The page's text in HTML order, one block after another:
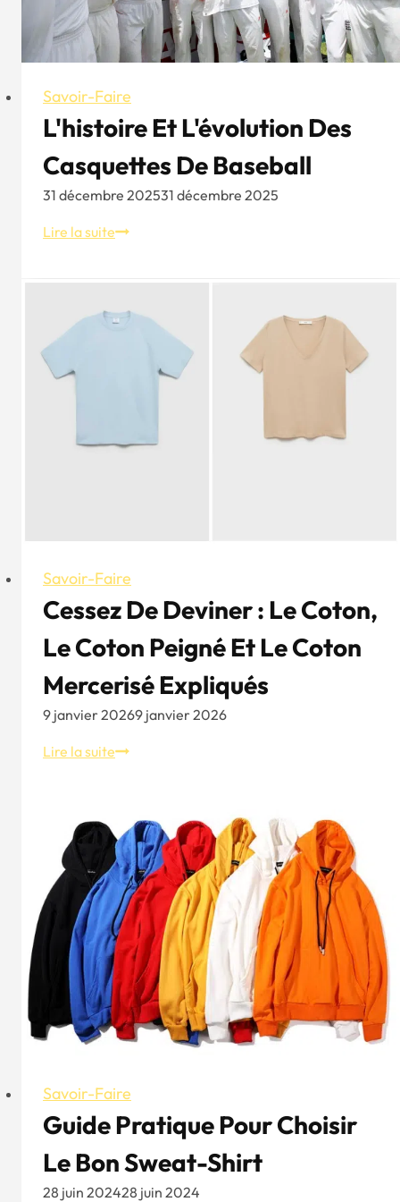
Savoir-Faire
L'histoire Et L'évolution Des
Casquettes De Baseball
31 décembre 202531 décembre 2025
Lire la suiteL'histoire
casquettes
baseball
Savoir-Faire
Cessez De Deviner : Le Coton,
Le Coton Peigné Et Le Coton
Mercerisé Expliqués
9 janvier 20269 janvier 2026
Lire la suiteCessez
Le
coton,
le
coton
peigné
et
le
coton
mercerisé
expliqués
Savoir-Faire
Guide Pratique Pour Choisir
Le Bon Sweat-Shirt
28 juin 202428 juin 2024